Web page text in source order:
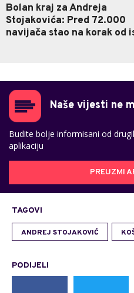
Bolan kraj za Andreja
Stojakovića: Pred 72.000
navijača stao na korak od
Naše vijesti ne
Budite bolje informisani od
aplikaciju
PREUZMI
TAGOVI
ANDREJ STOJAKOVIĆ
PODIJELI